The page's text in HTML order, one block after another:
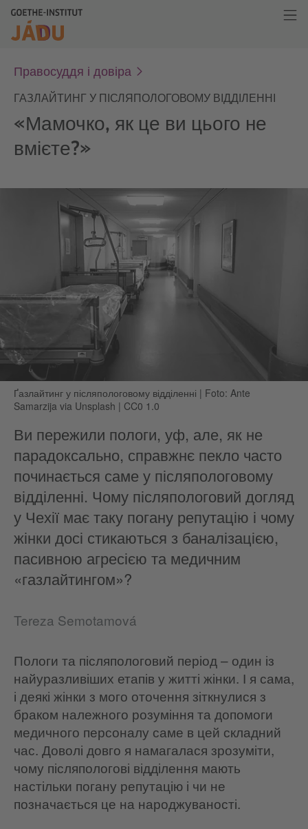
Правосуддя і довіра
ГАЗЛАЙТИНГ У ПІСЛЯПОЛОГОВОМУ ВІДДІЛЕННІ
«Мамочко, як це ви цього не
вмієте?»
Ґазлайтинг у післяпологовому відділенні | Foto: Ante
Samarzija via Unsplash | CC0 1.0
Ви пережили пологи, уф, але, як не
парадоксально, справжнє пекло часто
починається саме у післяпологовому
відділенні. Чому післяпологовий догляд
у Чехії має таку погану репутацію і чому
жінки досі стикаються з баналізацією,
пасивною агресією та медичним
«газлайтингом»?
Tereza Semotamová
Пологи та післяпологовий період – один із
найуразливіших етапів у житті жінки. І я сама,
і деякі жінки з мого оточення зіткнулися з
браком належного розуміння та допомоги
медичного персоналу саме в цей складний
час. Доволі довго я намагалася зрозуміти,
чому післяпологові відділення мають
настільки погану репутацію і чи не
позначається це на народжуваності.